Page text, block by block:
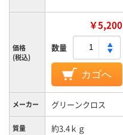
価格
(税込)
￥5,200
数量
カゴへ
メーカー グリーンクロス
質量 約3.4ｋｇ